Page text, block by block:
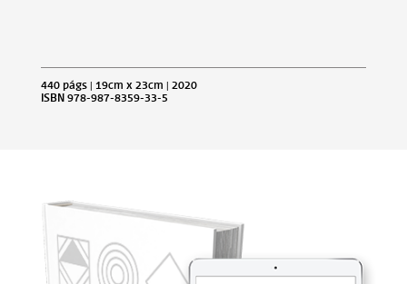
440 págs | 19cm x 23cm | 2020
ISBN 978-987-8359-33-5